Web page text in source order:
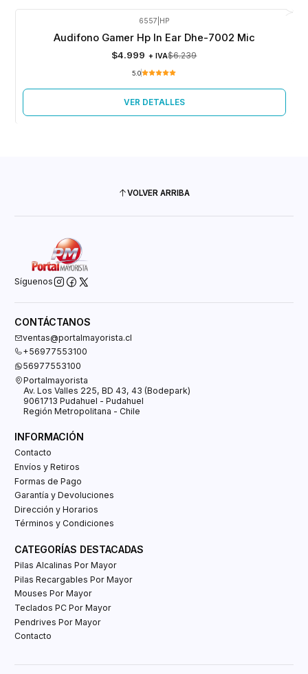
6557 HP
Audifono Gamer Hp In Ear Dhe-7002 Mic
$4.999 + IVA$6.239
5.0
VER DETALLES
VOLVER ARRIBA
Síguenos
CONTÁCTANOS
ventas@portalmayorista.cl
+56977553100
56977553100
Portalmayorista
Av. Los Valles 225, BD 43, 43 (Bodepark)
9061713 Pudahuel - Pudahuel
Región Metropolitana - Chile
INFORMACIÓN
Contacto
Envíos y Retiros
Formas de Pago
Garantía y Devoluciones
Dirección y Horarios
Términos y Condiciones
CATEGORÍAS DESTACADAS
Pilas Alcalinas Por Mayor
Pilas Recargables Por Mayor
Mouses Por Mayor
Teclados PC Por Mayor
Pendrives Por Mayor
Contacto